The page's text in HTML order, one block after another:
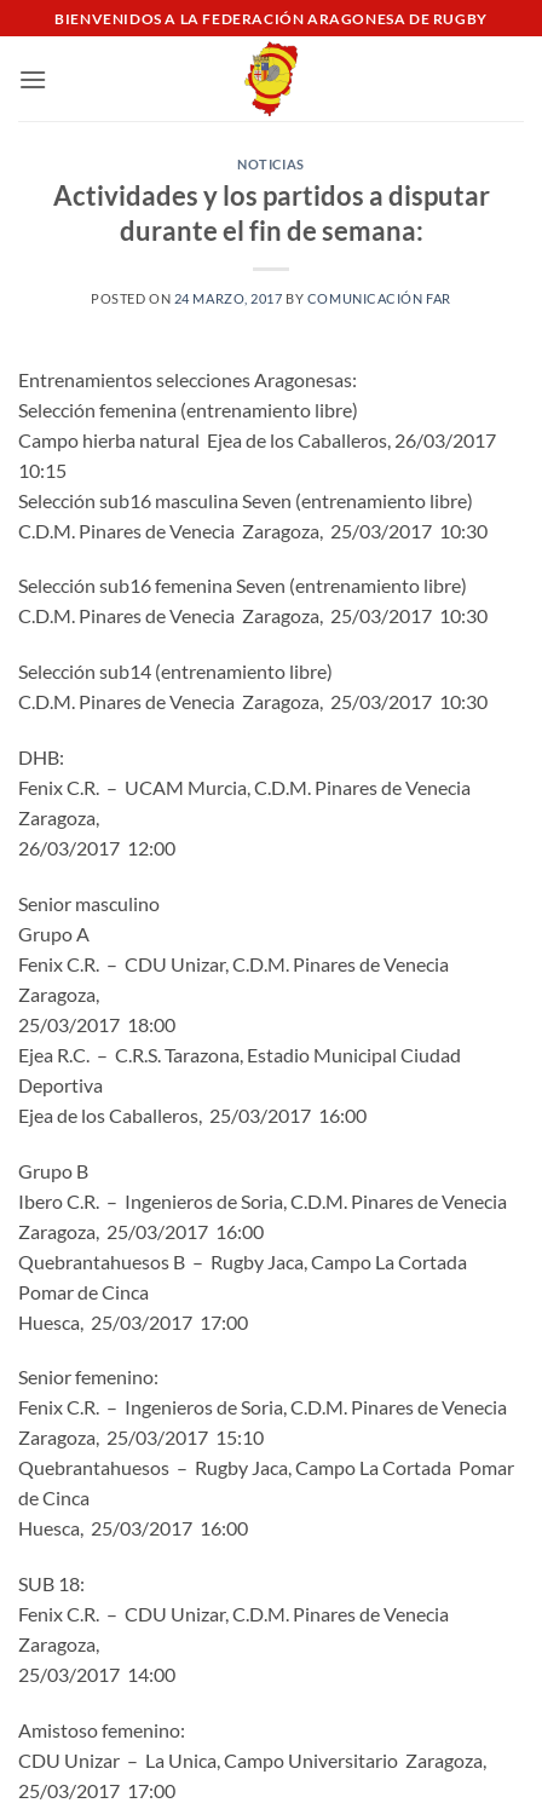
al
contenido
BIENVENIDOS A LA FEDERACIÓN ARAGONESA DE RUGBY
NOTICIAS
Actividades y los partidos a disputar
durante el fin de semana:
POSTED ON 24 MARZO, 2017 BY COMUNICACIÓN FAR
Entrenamientos selecciones Aragonesas:
Selección femenina (entrenamiento libre)
Campo hierba natural Ejea de los Caballeros, 26/03/2017
10:15
Selección sub16 masculina Seven (entrenamiento libre)
C.D.M. Pinares de Venecia Zaragoza, 25/03/2017 10:30
Selección sub16 femenina Seven (entrenamiento libre)
C.D.M. Pinares de Venecia Zaragoza, 25/03/2017 10:30
Selección sub14 (entrenamiento libre)
C.D.M. Pinares de Venecia Zaragoza, 25/03/2017 10:30
DHB:
Fenix C.R. – UCAM Murcia, C.D.M. Pinares de Venecia
Zaragoza,
26/03/2017 12:00
Senior masculino
Grupo A
Fenix C.R. – CDU Unizar, C.D.M. Pinares de Venecia
Zaragoza,
25/03/2017 18:00
Ejea R.C. – C.R.S. Tarazona, Estadio Municipal Ciudad
Deportiva
Ejea de los Caballeros, 25/03/2017 16:00
Grupo B
Ibero C.R. – Ingenieros de Soria, C.D.M. Pinares de Venecia
Zaragoza, 25/03/2017 16:00
Quebrantahuesos B – Rugby Jaca, Campo La Cortada
Pomar de Cinca
Huesca, 25/03/2017 17:00
Senior femenino:
Fenix C.R. – Ingenieros de Soria, C.D.M. Pinares de Venecia
Zaragoza, 25/03/2017 15:10
Quebrantahuesos – Rugby Jaca, Campo La Cortada Pomar
de Cinca
Huesca, 25/03/2017 16:00
SUB 18:
Fenix C.R. – CDU Unizar, C.D.M. Pinares de Venecia
Zaragoza,
25/03/2017 14:00
Amistoso femenino:
CDU Unizar – La Unica, Campo Universitario Zaragoza,
25/03/2017 17:00